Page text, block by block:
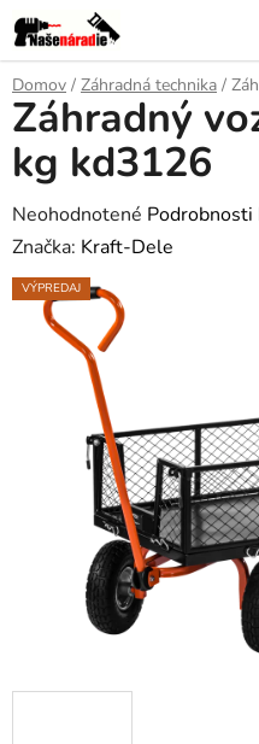
Prejsť
na
obsah
Domov / Záhradná technika /
Záhradný
kg kd3126
Priemerné
hodnotenie
produktu
hviezdičiek.
Neohodnotené
Značka: Kraft-Dele
VÝPREDAJ